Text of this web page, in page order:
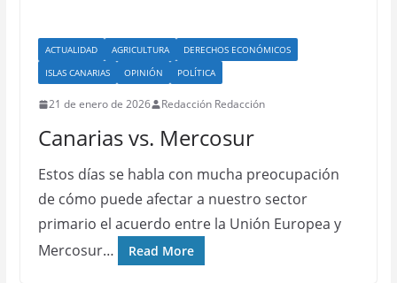
ACTUALIDAD AGRICULTURA
DERECHOS ECONÓMICOS
ISLAS CANARIAS
OPINIÓN POLÍTICA
21 de enero de 2026 Redacción Redacción
Canarias vs. Mercosur
Estos días se habla con mucha preocupación
de cómo puede afectar a nuestro sector
primario el acuerdo entre la Unión Europea y
Mercosur…
Read More